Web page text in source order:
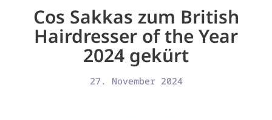
Cos Sakkas zum British
Hairdresser of the Year
2024 gekürt
27. November 2024